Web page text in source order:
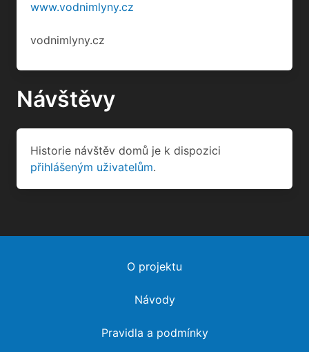
přihlášeným uživatelům.
O projektu
Návody
Pravidla a podmínky